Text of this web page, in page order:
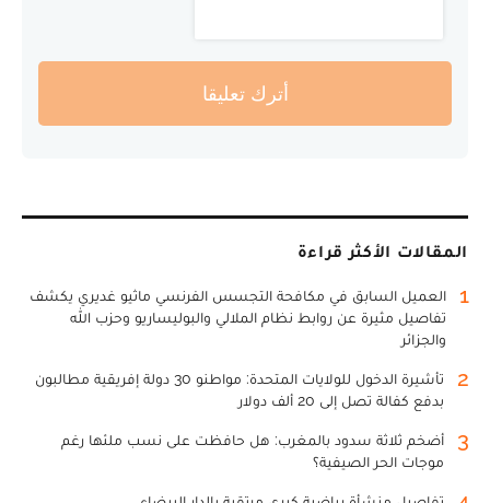
أترك تعليقا
المقالات الأكثر قراءة
1
العميل السابق في مكافحة التجسس الفرنسي ماثيو غديري يكشف
تفاصيل مثيرة عن روابط نظام الملالي والبوليساريو وحزب الله
والجزائر
2
تأشيرة الدخول للولايات المتحدة: مواطنو 30 دولة إفريقية مطالبون
بدفع كفالة تصل إلى 20 ألف دولار
3
أضخم ثلاثة سدود بالمغرب: هل حافظت على نسب ملئها رغم
موجات الحر الصيفية؟